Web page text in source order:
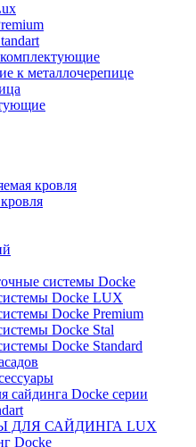
к металлочерепице
кровля
системы Docke
Docke LUX
Docke Premium
Docke Stal
Docke Standard
сайдинга Docke серии
ДЛЯ САЙДИНГА LUX
Docke